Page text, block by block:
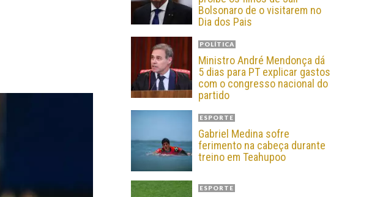
Bolsonaro de o visitarem no
Dia dos Pais
POLÍTICA
Ministro André Mendonça dá
5 dias para PT explicar gastos
com o congresso nacional do
partido
ESPORTE
Gabriel Medina sofre
ferimento na cabeça durante
treino em Teahupoo
ESPORTE